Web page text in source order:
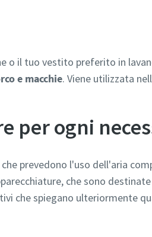
o il tuo vestito preferito in
e macchie. Viene utilizzata
per ogni
prevedono l'uso dell'aria
che sono destinate
che spiegano ulteriormente